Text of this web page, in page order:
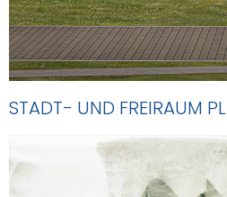
STADT- UND FREIRAUM